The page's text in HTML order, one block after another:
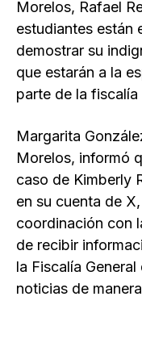
Morelos, Rafael
estudiantes están
demostrar su
que estarán a la
parte de la fiscalía
Margarita
Morelos, informó
caso de Kimberly
en su cuenta de
coordinación con
de recibir
la Fiscalía
noticias de